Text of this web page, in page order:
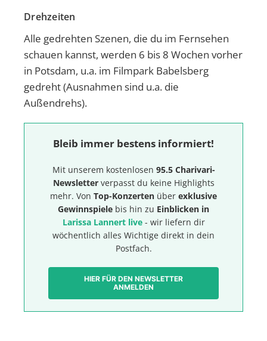
Drehzeiten
Alle gedrehten Szenen, die du im Fernsehen
schauen kannst, werden 6 bis 8 Wochen vorher
in Potsdam, u.a. im Filmpark Babelsberg
gedreht (Ausnahmen sind u.a. die
Außendrehs).
Bleib immer bestens informiert!
Mit unserem kostenlosen 95.5 Charivari-
Newsletterverpasst du keine Highlights
mehr. Von Top-Konzerten über exklusive
Gewinnspiele bis hin zu Einblicken in
Larissa Lannert live- wir liefern dir
wöchentlich alles Wichtige direkt in dein
Postfach.
HIER FÜR DEN NEWSLETTER
ANMELDEN